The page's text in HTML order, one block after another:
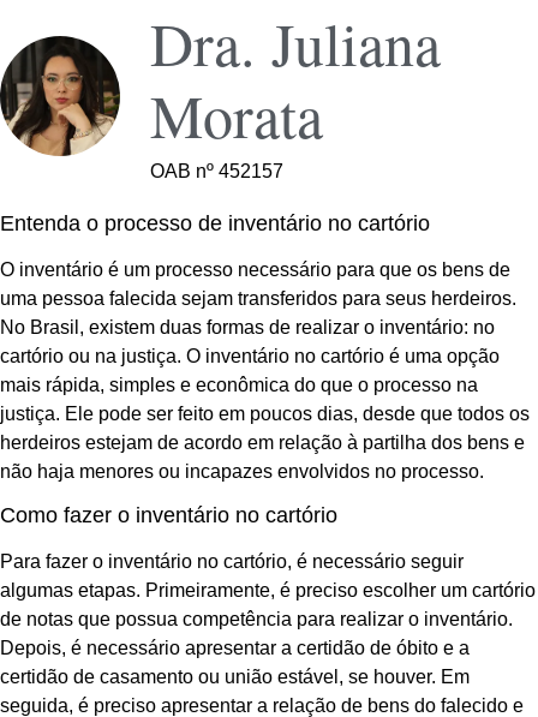
Dra. Juliana
Morata
OAB nº 452157
Entenda o processo de inventário no cartório
O inventário é um processo necessário para que os bens de
uma pessoa falecida sejam transferidos para seus herdeiros.
No Brasil, existem duas formas de realizar o inventário: no
cartório ou na justiça. O inventário no cartório é uma opção
mais rápida, simples e econômica do que o processo na
justiça. Ele pode ser feito em poucos dias, desde que todos os
herdeiros estejam de acordo em relação à partilha dos bens e
não haja menores ou incapazes envolvidos no processo.
Como fazer o inventário no cartório
Para fazer o inventário no cartório, é necessário seguir
algumas etapas. Primeiramente, é preciso escolher um cartório
de notas que possua competência para realizar o inventário.
Depois, é necessário apresentar a certidão de óbito e a
certidão de casamento ou união estável, se houver. Em
seguida, é preciso apresentar a relação de bens do falecido e